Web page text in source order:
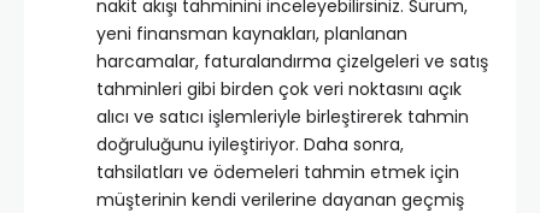
nakit akışı tahminini inceleyebilirsiniz. Sürüm,
yeni finansman kaynakları, planlanan
harcamalar, faturalandırma çizelgeleri ve satış
tahminleri gibi birden çok veri noktasını açık
alıcı ve satıcı işlemleriyle birleştirerek tahmin
doğruluğunu iyileştiriyor. Daha sonra,
tahsilatları ve ödemeleri tahmin etmek için
müşterinin kendi verilerine dayanan geçmiş